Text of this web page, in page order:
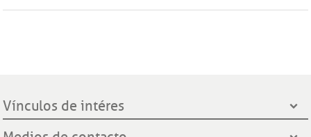
Vínculos de intéres
Presidencia de la República